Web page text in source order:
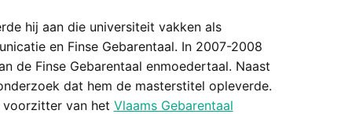
hij aan die universiteit vakken als
en Finse Gebarentaal. In 2007-2008
de Finse Gebarentaal enmoedertaal. Naast
dat hem de masterstitel opleverde.
van het Vlaams Gebarentaal